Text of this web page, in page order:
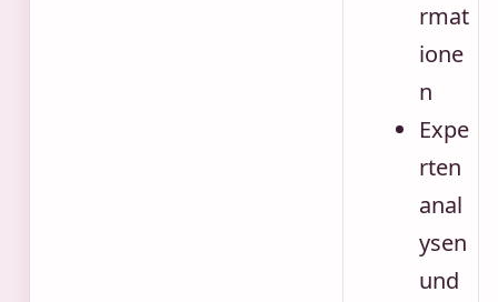
rmat
ione
n
Expe
rten
anal
ysen
und